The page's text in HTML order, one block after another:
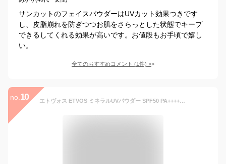
サンカットのフェイスパウダーはUVカット効果つきです
し、皮脂崩れを防ぎつつお肌をさらっとした状態でキープ
できるしてくれる効果が高いです。お値段もお手頃で嬉し
い。
全てのおすすめコメント (1件) >
no. 10 エトヴォス ETVOS ミネラルUVパウダー SPF50 PA++++ 5g フェイスカラー パウダー 父の日